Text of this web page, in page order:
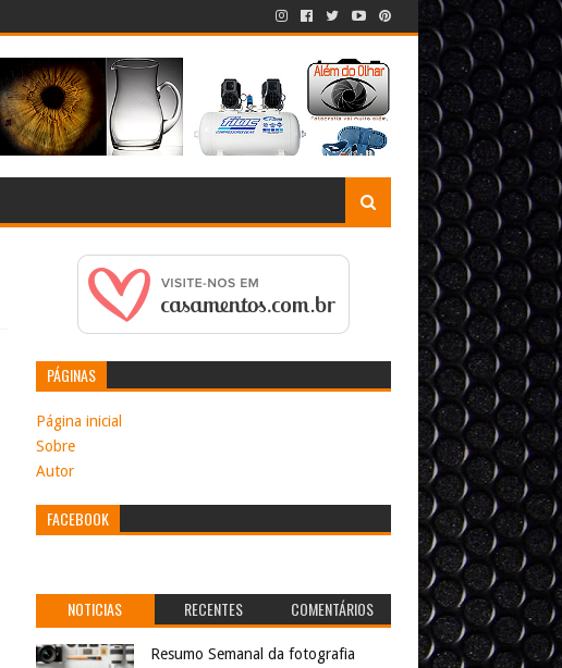
PÁGINAS
Página inicial
Sobre
Autor
FACEBOOK
NOTICIAS RECENTES COMENTÁRIOS
Resumo Semanal da fotografia